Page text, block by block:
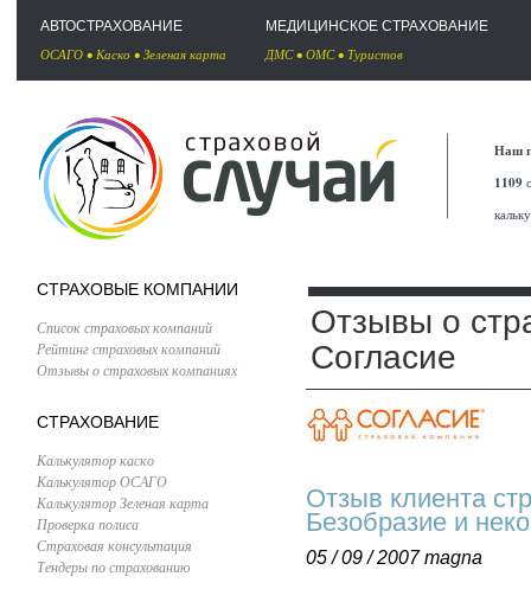
АВТОСТРАХОВАНИЕ
ОСАГО • Каско • Зеленая карта
МЕДИЦИНСКОЕ СТРАХОВАНИЕ
ДМС• ОМС• Туристов
Наш
1109
СТРАХОВЫЕ КОМПАНИИ
Список страховых компаний
Рейтинг страховых компаний
Отзывы о страховых компаниях
СТРАХОВАНИЕ
Калькулятор каско
Калькулятор ОСАГО
Калькулятор Зеленая карта
Проверка полиса
Страховая консультация
Тендеры по страхованию
Отзывы о
Согласие
Отзыв клиента
Безобразие и
05 / 09 / 2007magna